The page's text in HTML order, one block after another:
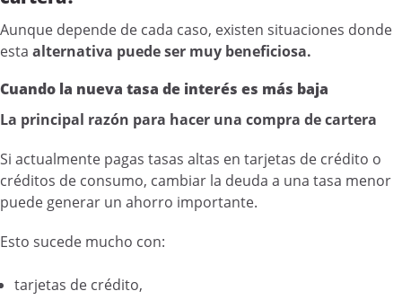
Aunque depende de cada caso, existen situaciones donde
esta alternativa puede ser muy beneficiosa.
Cuando la nueva tasa de interés es más baja
La principal razón para hacer una compra de cartera
Si actualmente pagas tasas altas en tarjetas de crédito o
créditos de consumo, cambiar la deuda a una tasa menor
puede generar un ahorro importante.
Esto sucede mucho con:
tarjetas de crédito,